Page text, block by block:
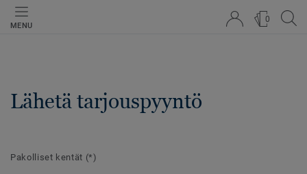
MENU
0
Lähetä tarjouspyyntö
Pakolliset kentät (*)